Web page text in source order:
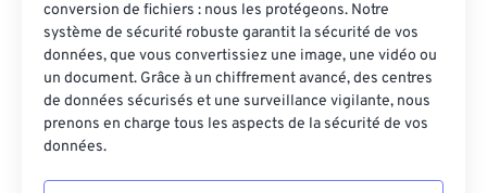
conversion de fichiers : nous les protégeons. Notre
système de sécurité robuste garantit la sécurité de vos
données, que vous convertissiez une image, une vidéo ou
un document. Grâce à un chiffrement avancé, des centres
de données sécurisés et une surveillance vigilante, nous
prenons en charge tous les aspects de la sécurité de vos
données.